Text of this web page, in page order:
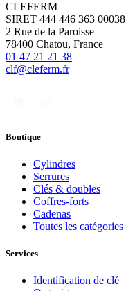
CLEFERM
SIRET 444 446 363 00038
2 Rue de la Paroisse
78400 Chatou, France
01 47 21 21 38
clf@cleferm.fr
Boutique
Cylindres
Serrures
Clés & doubles
Coffres-forts
Cadenas
Toutes les catégories
Services
Identification de clé